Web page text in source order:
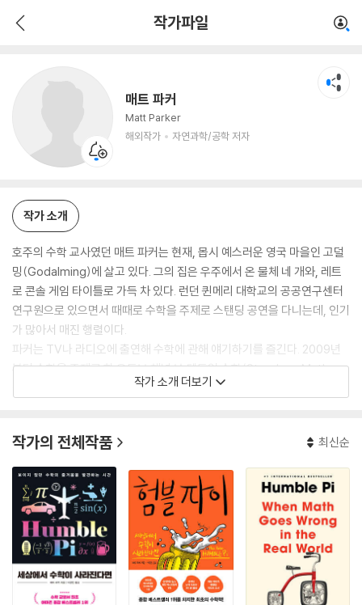
작가파일
매트 파커
Matt Parker
해외작가
자연과학/공학 저자
자연과학/공학 저자
작가 소개
호주의 수학 교사였던 매트 파커는 현재, 몹시 예스러운 영국 마을인 고덜
밍(Godalming)에 살고 있다. 그의 집은 우주에서 온 물체 네 개와, 레트
로 콘솔 게임 타이틀로 가득 차 있다. 런던 퀸메리 대학교의 공공연구센터
연구원으로 있으면서 때때로 수학을 주제로 스탠딩 공연을 다니는데, 인기
가 많아서 매진 행렬이다.
파커는 TV나 라디오에 출연해 수학에 관해 얘기하기를 즐긴다. 2009년
부터 수학을 주제로 한 유튜브 채널 ‘스탠드업 수학(Stand-up Math
s)’과, 미국 수리과학 연구소가 지원하는 유튜브 채널 ‘넘버필(numberp
그가 만든 마방진 ‘파커 스퀘어’는 자신의 이름을 딴 것이지만, 그것에 대해
별로(?) 말하고 싶어 하지 않는다. 지은 책으로 『차원이 다른 수학』이 있
다.
작가 소개 더보기
작가의 전체작품 최신순